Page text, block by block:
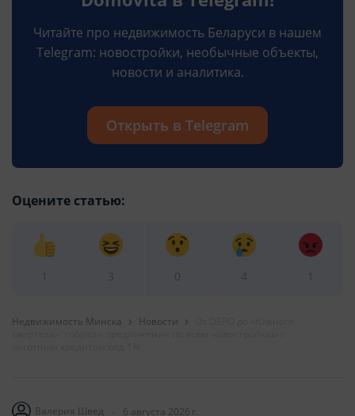
Читайте про недвижимость Беларуси в нашем
Telegram: новостройки, необычные объекты,
новости и аналитика.
Открыть в Telegram
Оцените статью:
3 4
Недвижимость Минска Новости
Валерия Швед 6 августа 2026 г.